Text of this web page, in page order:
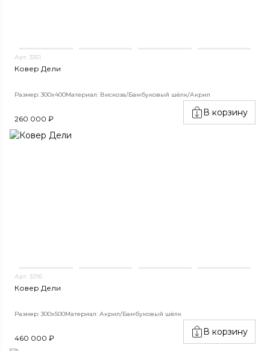
Арт. 3351
Ковер Дели
Размер: 300x400Материал: Вискоза/Бамбуковый шёлк/Акрил
260 000 ₽
В корзину
Арт. 3295
Ковер Дели
Размер: 300x500Материал: Акрил/Бамбуковый шёлк
460 000 ₽
В корзину